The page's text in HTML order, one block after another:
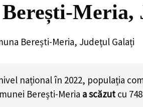
Berești-Meria, Județul Galați
național în 2022, populația
Berești-Meria a scăzut cu 748